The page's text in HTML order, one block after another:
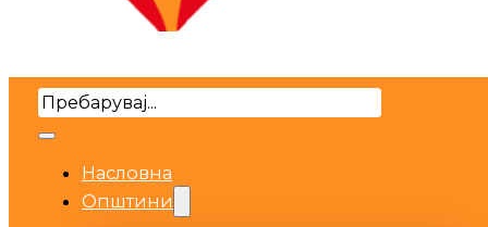
Search
Насловна
Општини